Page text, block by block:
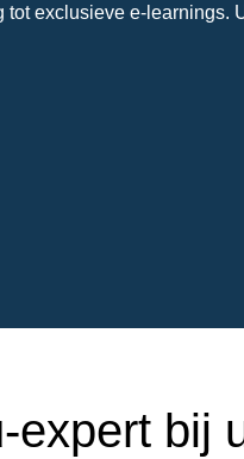
exclusieve e-learnings.
bij